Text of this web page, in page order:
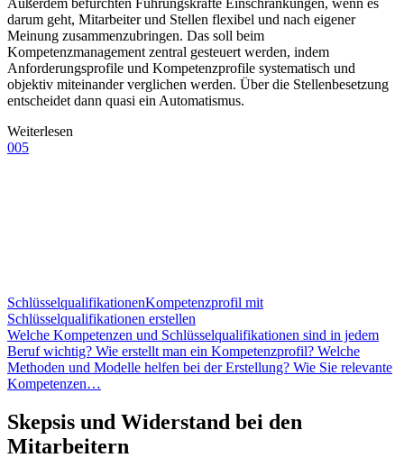
Außerdem befürchten Führungskräfte Einschränkungen, wenn es
darum geht, Mitarbeiter und Stellen flexibel und nach eigener
Meinung zusammenzubringen. Das soll beim
Kompetenzmanagement zentral gesteuert werden, indem
Anforderungsprofile und Kompetenzprofile systematisch und
objektiv miteinander verglichen werden. Über die Stellenbesetzung
entscheidet dann quasi ein Automatismus.
Weiterlesen
005
SchlüsselqualifikationenKompetenzprofil mit
Schlüsselqualifikationen erstellen
Welche Kompetenzen und Schlüsselqualifikationen sind in jedem
Beruf wichtig? Wie erstellt man ein Kompetenzprofil? Welche
Methoden und Modelle helfen bei der Erstellung? Wie Sie relevante
Kompetenzen…
Skepsis und Widerstand bei den
Mitarbeitern